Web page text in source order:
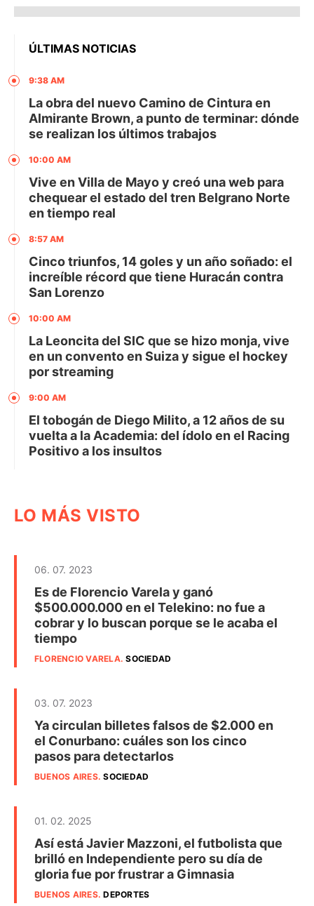
ÚLTIMAS NOTICIAS
9:38 AM
La obra del nuevo Camino de Cintura en
Almirante Brown, a punto de terminar: dónde
se realizan los últimos trabajos
10:00 AM
Vive en Villa de Mayo y creó una web para
chequear el estado del tren Belgrano Norte
en tiempo real
8:57 AM
Cinco triunfos, 14 goles y un año soñado: el
increíble récord que tiene Huracán contra
San Lorenzo
10:00 AM
La Leoncita del SIC que se hizo monja, vive
en un convento en Suiza y sigue el hockey
por streaming
9:00 AM
El tobogán de Diego Milito, a 12 años de su
vuelta a la Academia: del ídolo en el Racing
Positivo a los insultos
LO MÁS VISTO
06. 07. 2023
Es de Florencio Varela y ganó
$500.000.000 en el Telekino: no fue a
cobrar y lo buscan porque se le acaba el
tiempo
FLORENCIO VARELA.SOCIEDAD
03. 07. 2023
Ya circulan billetes falsos de $2.000 en
el Conurbano: cuáles son los cinco
pasos para detectarlos
BUENOS AIRES.SOCIEDAD
01. 02. 2025
Así está Javier Mazzoni, el futbolista que
brilló en Independiente pero su día de
gloria fue por frustrar a Gimnasia
BUENOS AIRES.DEPORTES